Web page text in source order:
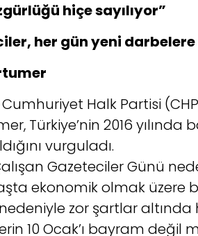
hiçe sayılıyor”
her gün yeni
Cumhuriyet Halk Partisi
Türkiye’nin 2016
vurguladı.
Gazeteciler Günü
ekonomik olmak üzere
zor şartlar altında
10 Ocak’ı bayram değil